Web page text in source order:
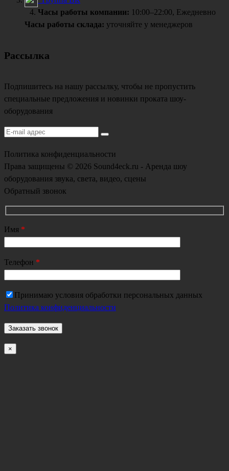
Часы работы компании: 10:00–22:00, Ежедневно
Часы работы склада: уточняйте у менеджеров
Рассылка
Подпишитесь на нашу рассылку, чтобы не пропустить
специальные предложения и новинки проката шоу-
оборудования
Политика конфиденциальности
Права защищены © 2026 Sound4eck.ru - Аренда шоу
оборудования звука, света, видео, сцены
Обратный звонок
Имя *
Телефон *
Принимаю условия обработки персональных данных
Политика конфиденциальности
×